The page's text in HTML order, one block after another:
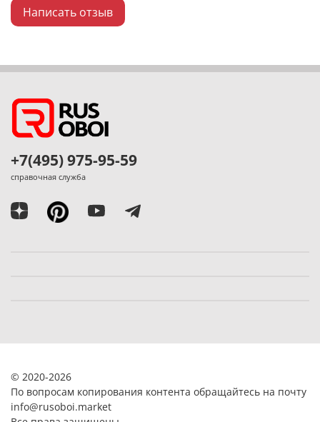
Написать отзыв
+7(495) 975-95-59
справочная служба
© 2020-2026
По вопросам копирования контента обращайтесь на почту
info@rusoboi.market